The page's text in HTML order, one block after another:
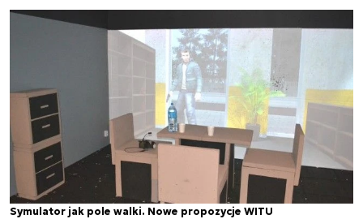
Symulator jak pole walki. Nowe propozycje WITU